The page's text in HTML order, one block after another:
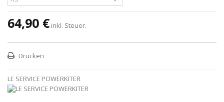
64,90 € inkl. Steuer.
Drucken
LE SERVICE POWERKITER